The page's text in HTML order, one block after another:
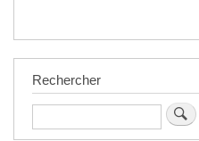
Rechercher